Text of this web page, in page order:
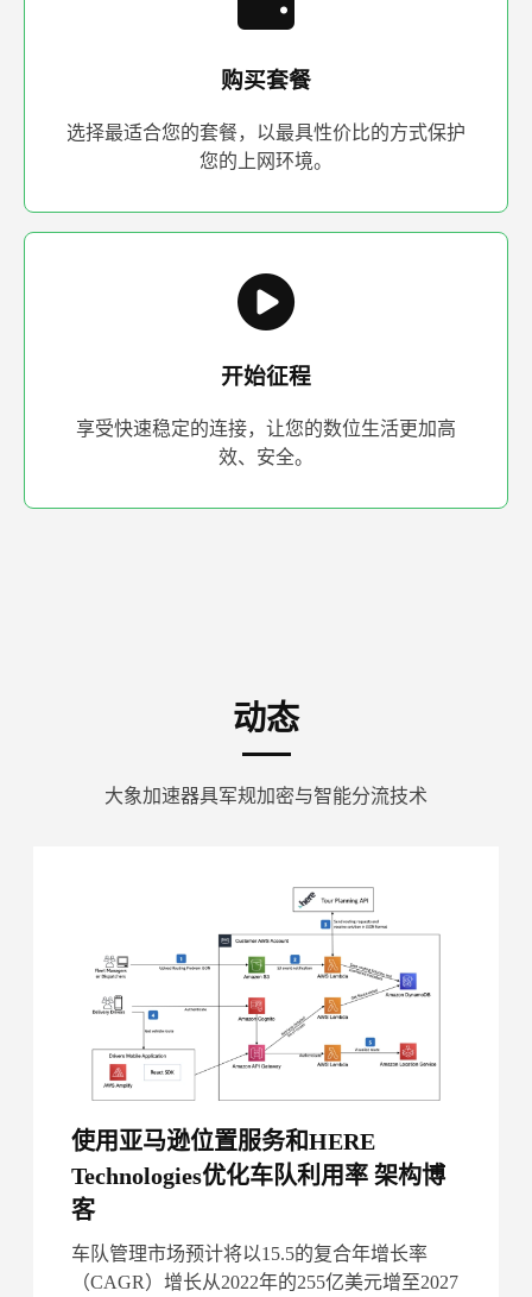
购买套餐
选择最适合您的套餐，以最具性价比的方式保护
您的上网环境。
开始征程
享受快速稳定的连接，让您的数位生活更加高
效、安全。
动态
大象加速器具军规加密与智能分流技术
使用亚马逊位置服务和HERE
Technologies优化车队利用率 架构博
客
车队管理市场预计将以15.5的复合年增长率
（CAGR）增长从2022年的255亿美元增至2027